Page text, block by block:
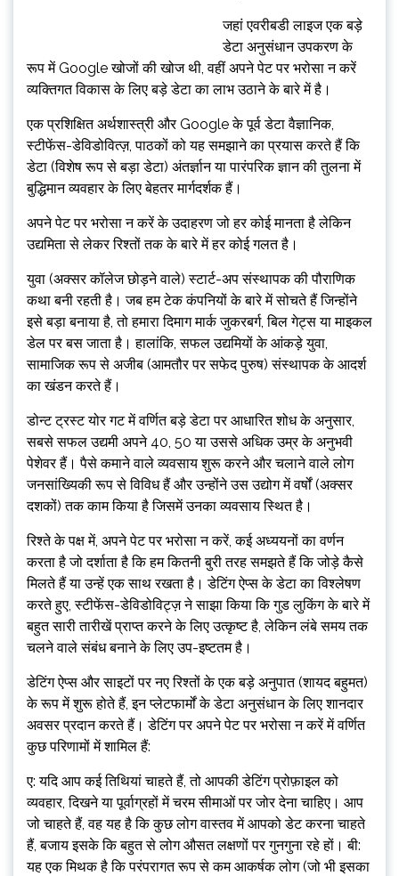
जहां एवरीबडी लाइज एक बड़े
डेटा अनुसंधान उपकरण के
रूप में Google खोजों की खोज थी, वहीं अपने पेट पर भरोसा न करें
व्यक्तिगत विकास के लिए बड़े डेटा का लाभ उठाने के बारे में है।
एक प्रशिक्षित अर्थशास्त्री और Google के पूर्व डेटा वैज्ञानिक,
स्टीफेंस-डेविडोवित्ज़, पाठकों को यह समझाने का प्रयास करते हैं कि
डेटा (विशेष रूप से बड़ा डेटा) अंतर्ज्ञान या पारंपरिक ज्ञान की तुलना में
बुद्धिमान व्यवहार के लिए बेहतर मार्गदर्शक हैं।
अपने पेट पर भरोसा न करें के उदाहरण जो हर कोई मानता है लेकिन
उद्यमिता से लेकर रिश्तों तक के बारे में हर कोई गलत है।
युवा (अक्सर कॉलेज छोड़ने वाले) स्टार्ट-अप संस्थापक की पौराणिक
कथा बनी रहती है। जब हम टेक कंपनियों के बारे में सोचते हैं जिन्होंने
इसे बड़ा बनाया है, तो हमारा दिमाग मार्क जुकरबर्ग, बिल गेट्स या माइकल
डेल पर बस जाता है। हालांकि, सफल उद्यमियों के आंकड़े युवा,
सामाजिक रूप से अजीब (आमतौर पर सफेद पुरुष) संस्थापक के आदर्श
का खंडन करते हैं।
डोन्ट ट्रस्ट योर गट में वर्णित बड़े डेटा पर आधारित शोध के अनुसार,
सबसे सफल उद्यमी अपने 40, 50 या उससे अधिक उम्र के अनुभवी
पेशेवर हैं। पैसे कमाने वाले व्यवसाय शुरू करने और चलाने वाले लोग
जनसांख्यिकी रूप से विविध हैं और उन्होंने उस उद्योग में वर्षों (अक्सर
दशकों) तक काम किया है जिसमें उनका व्यवसाय स्थित है।
रिश्ते के पक्ष में, अपने पेट पर भरोसा न करें, कई अध्ययनों का वर्णन
करता है जो दर्शाता है कि हम कितनी बुरी तरह समझते हैं कि जोड़े कैसे
मिलते हैं या उन्हें एक साथ रखता है। डेटिंग ऐप्स के डेटा का विश्लेषण
करते हुए, स्टीफेंस-डेविडोविट्ज़ ने साझा किया कि गुड लुकिंग के बारे में
बहुत सारी तारीखें प्राप्त करने के लिए उत्कृष्ट है, लेकिन लंबे समय तक
चलने वाले संबंध बनाने के लिए उप-इष्टतम है।
डेटिंग ऐप्स और साइटों पर नए रिश्तों के एक बड़े अनुपात (शायद बहुमत)
के रूप में शुरू होते हैं, इन प्लेटफार्मों के डेटा अनुसंधान के लिए शानदार
अवसर प्रदान करते हैं। डेटिंग पर अपने पेट पर भरोसा न करें में वर्णित
कुछ परिणामों में शामिल हैं:
ए: यदि आप कई तिथियां चाहते हैं, तो आपकी डेटिंग प्रोफ़ाइल को
व्यवहार, दिखने या पूर्वाग्रहों में चरम सीमाओं पर जोर देना चाहिए। आप
जो चाहते हैं, वह यह है कि कुछ लोग वास्तव में आपको डेट करना चाहते
हैं, बजाय इसके कि बहुत से लोग औसत लक्षणों पर गुनगुना रहे हों। बी:
यह एक मिथक है कि परंपरागत रूप से कम आकर्षक लोग (जो भी इसका